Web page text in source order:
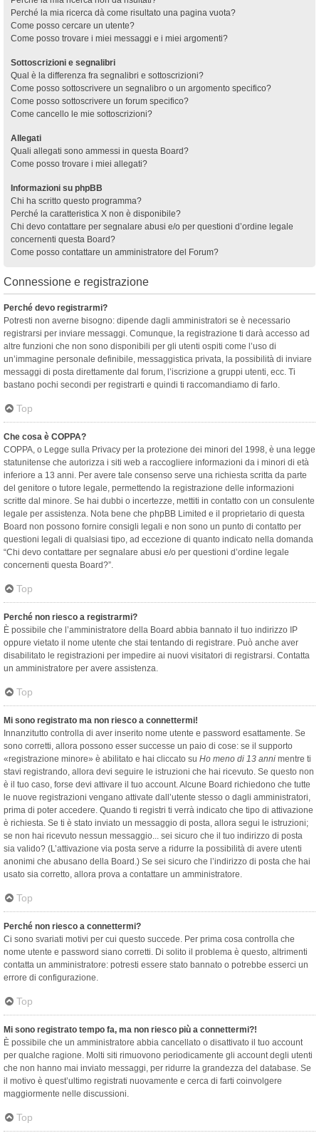
Perché la mia ricerca dà come risultato una pagina vuota?
Come posso cercare un utente?
Come posso trovare i miei messaggi e i miei argomenti?
Sottoscrizioni e segnalibri
Qual è la differenza fra segnalibri e sottoscrizioni?
Come posso sottoscrivere un segnalibro o un argomento specifico?
Come posso sottoscrivere un forum specifico?
Come cancello le mie sottoscrizioni?
Allegati
Quali allegati sono ammessi in questa Board?
Come posso trovare i miei allegati?
Informazioni su phpBB
Chi ha scritto questo programma?
Perché la caratteristica X non è disponibile?
Chi devo contattare per segnalare abusi e/o per questioni d’ordine legale
concernenti questa Board?
Come posso contattare un amministratore del Forum?
Connessione e registrazione
Perché devo registrarmi?
Potresti non averne bisogno: dipende dagli amministratori se è necessario
registrarsi per inviare messaggi. Comunque, la registrazione ti darà accesso ad
altre funzioni che non sono disponibili per gli utenti ospiti come l’uso di
un’immagine personale definibile, messaggistica privata, la possibilità di inviare
messaggi di posta direttamente dal forum, l’iscrizione a gruppi utenti, ecc. Ti
bastano pochi secondi per registrarti e quindi ti raccomandiamo di farlo.
Top
Che cosa è COPPA?
COPPA, o Legge sulla Privacy per la protezione dei minori del 1998, è una legge
statunitense che autorizza i siti web a raccogliere informazioni da i minori di età
inferiore a 13 anni. Per avere tale consenso serve una richiesta scritta da parte
del genitore o tutore legale, permettendo la registrazione delle informazioni
scritte dal minore. Se hai dubbi o incertezze, mettiti in contatto con un consulente
legale per assistenza. Nota bene che phpBB Limited e il proprietario di questa
Board non possono fornire consigli legali e non sono un punto di contatto per
questioni legali di qualsiasi tipo, ad eccezione di quanto indicato nella domanda
“Chi devo contattare per segnalare abusi e/o per questioni d’ordine legale
concernenti questa Board?”.
Top
Perché non riesco a registrarmi?
È possibile che l’amministratore della Board abbia bannato il tuo indirizzo IP
oppure vietato il nome utente che stai tentando di registrare. Può anche aver
disabilitato le registrazioni per impedire ai nuovi visitatori di registrarsi. Contatta
un amministratore per avere assistenza.
Top
Mi sono registrato ma non riesco a connettermi!
Innanzitutto controlla di aver inserito nome utente e password esattamente. Se
sono corretti, allora possono esser successe un paio di cose: se il supporto
«registrazione minore» è abilitato e hai cliccato su Ho meno di 13 anni mentre ti
stavi registrando, allora devi seguire le istruzioni che hai ricevuto. Se questo non
è il tuo caso, forse devi attivare il tuo account. Alcune Board richiedono che tutte
le nuove registrazioni vengano attivate dall’utente stesso o dagli amministratori,
prima di poter accedere. Quando ti registri ti verrà indicato che tipo di attivazione
è richiesta. Se ti è stato inviato un messaggio di posta, allora segui le istruzioni;
se non hai ricevuto nessun messaggio... sei sicuro che il tuo indirizzo di posta
sia valido? (L’attivazione via posta serve a ridurre la possibilità di avere utenti
anonimi che abusano della Board.) Se sei sicuro che l’indirizzo di posta che hai
usato sia corretto, allora prova a contattare un amministratore.
Top
Perché non riesco a connettermi?
Ci sono svariati motivi per cui questo succede. Per prima cosa controlla che
nome utente e password siano corretti. Di solito il problema è questo, altrimenti
contatta un amministratore: potresti essere stato bannato o potrebbe esserci un
errore di configurazione.
Top
Mi sono registrato tempo fa, ma non riesco più a connettermi?!
È possibile che un amministratore abbia cancellato o disattivato il tuo account
per qualche ragione. Molti siti rimuovono periodicamente gli account degli utenti
che non hanno mai inviato messaggi, per ridurre la grandezza del database. Se
il motivo è quest’ultimo registrati nuovamente e cerca di farti coinvolgere
maggiormente nelle discussioni.
Top